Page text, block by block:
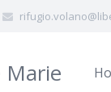
Marie